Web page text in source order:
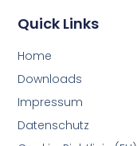
Quick Links
Home
Down­loads
Impres­sum
Daten­schutz